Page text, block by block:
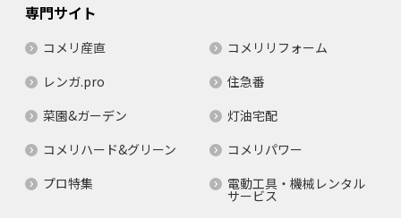
専門サイト
コメリ産直
コメリリフォーム
レンガ.pro
住急番
菜園&ガーデン
灯油宅配
コメリハード&グリーン
コメリパワー
プロ特集
電動工具・機械レンタル
サービス